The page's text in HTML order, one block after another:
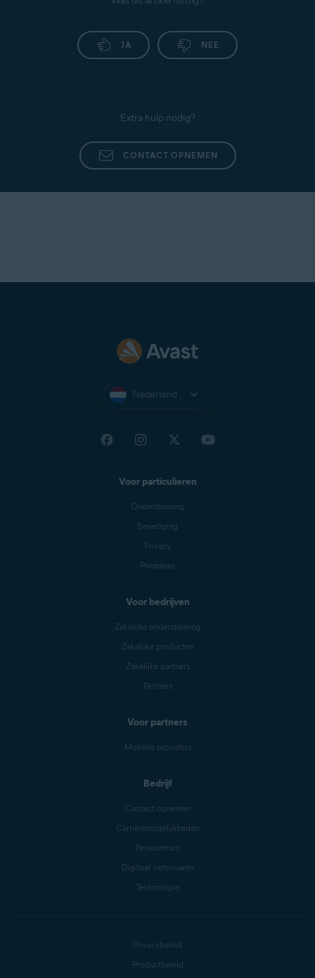
JA NEE
Extra hulp nodig?
CONTACT OPNEMEN
Nederland
Voor particulieren
Ondersteuning
Beveiliging
Privacy
Prestaties
Voor bedrijven
Zakelijke ondersteuning
Zakelijke producten
Zakelijke partners
Partners
Voor partners
Mobiele providers
Bedrijf
Contact opnemen
Carrièremogelijkheden
Perscentrum
Digitaal vertrouwen
Technologie
Privacybeleid
Productbeleid